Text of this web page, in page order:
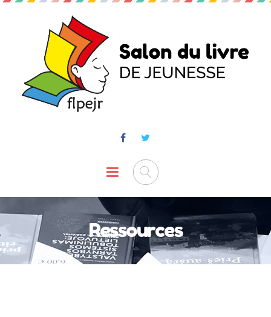
Ressources